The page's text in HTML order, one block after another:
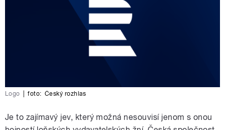
Logo foto: Český rozhlas
Je to zajímavý jev, který možná nesouvisí jenom s onou